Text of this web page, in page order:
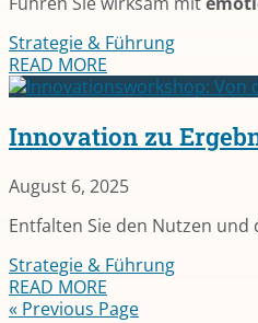
Strategie & Führung
READ MORE
Innovation zu
August 6, 2025
Entfalten Sie den Nutzen und
Strategie & Führung
READ MORE
« Previous Page